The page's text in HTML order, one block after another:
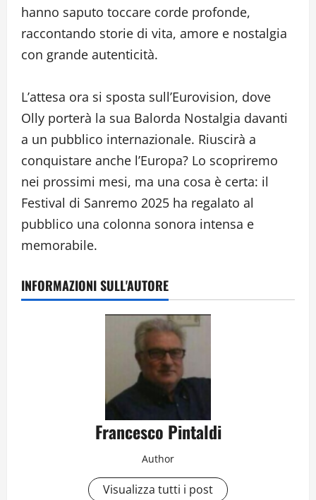
hanno saputo toccare corde profonde,
raccontando storie di vita, amore e nostalgia
con grande autenticità.
L’attesa ora si sposta sull’Eurovision, dove
Olly porterà la sua Balorda Nostalgia davanti
a un pubblico internazionale. Riuscirà a
conquistare anche l’Europa? Lo scopriremo
nei prossimi mesi, ma una cosa è certa: il
Festival di Sanremo 2025 ha regalato al
pubblico una colonna sonora intensa e
memorabile.
INFORMAZIONI SULL'AUTORE
Francesco Pintaldi
Author
Visualizza tutti i post